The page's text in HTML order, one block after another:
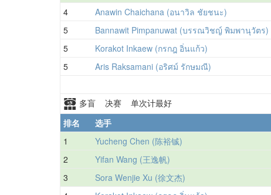
4 Anawin Chaichana (อนาวิล ชัยชนะ)
5 Bannawit Pimpanuwat (บรรณวิชญ์ พิมพานุวัตร)
5 Korakot Inkaew (กรกฎ อิ่นแก้ว)
5 Aris Raksamani (อริศม์ รักษมณี)
多盲 决赛 单次计最好
排名
选手
1
Yucheng Chen (陈裕铖)
2 Yifan Wang (王逸帆)
3 Sora Wenjie Xu (徐文杰)